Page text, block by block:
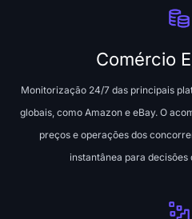
Comércio
Monitorização 24/7 das principais
globais, como Amazon e eBay. O
preços e operações dos
instantânea para